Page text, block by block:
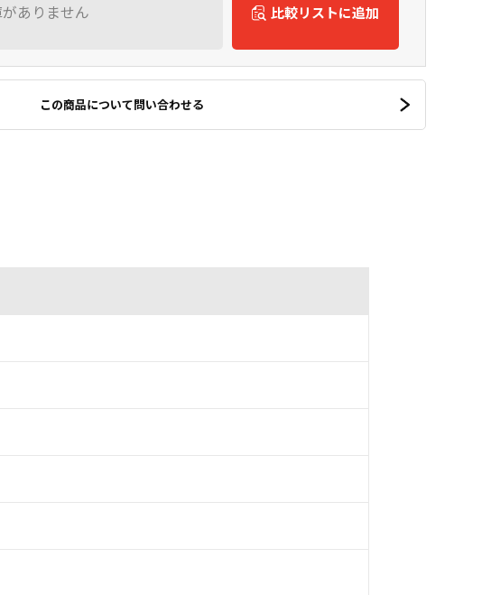
ありません 比較リストに追加
この商品について問い合わせる